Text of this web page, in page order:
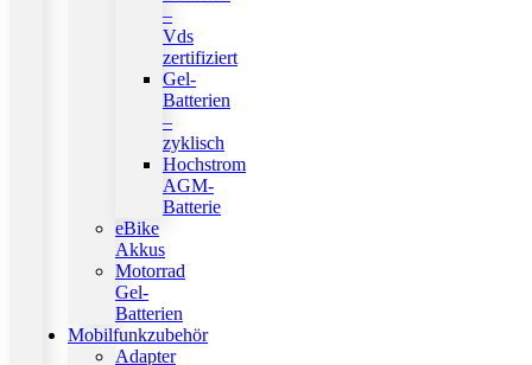
–
Vds
zertifiziert
Gel-
Batterien
–
zyklisch
Hochstrom
AGM-
Batterie
eBike
Akkus
Motorrad
Gel-
Batterien
Mobilfunkzubehör
Adapter